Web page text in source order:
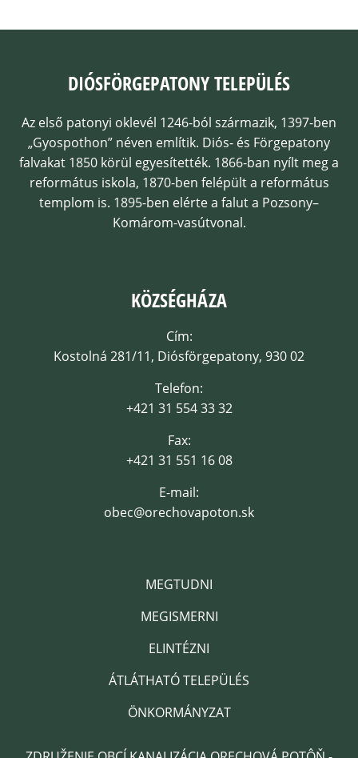
DIÓSFÖRGEPATONY TELEPÜLÉS
Az első patonyi oklevél 1246-ból származik, 1397-ben
„Gyospothon” néven említik. Diós- és Förgepatony
falvakat 1850 körül egyesítették. 1866-ban nyílt meg a
református iskola, 1870-ben felépült a református
templom is. 1895-ben elérte a falut a Pozsony–
Komárom-vasútvonal.
MEGTUDNI
MEGISMERNI
ELINTÉZNI
ÁTLÁTHATÓ TELEPÜLÉS
ÖNKORMÁNYZAT
KÖZSÉGHÁZA
Cím:
Kostolná 281/11, Diósförgepatony, 930 02
Telefon:
+421 31 554 33 32
Fax:
+421 31 551 16 08
E-mail:
obec@orechovapoton.sk